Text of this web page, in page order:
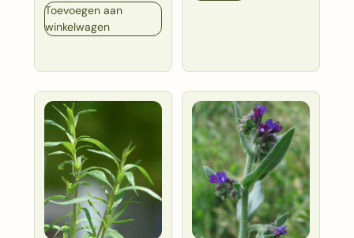
Toevoegen aan
winkelwagen